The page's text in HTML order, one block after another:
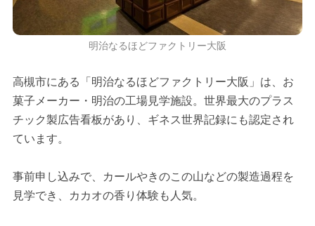
明治なるほどファクトリー大阪
高槻市にある「明治なるほどファクトリー大阪」は、お
菓子メーカー・明治の工場見学施設。世界最大のプラス
チック製広告看板があり、ギネス世界記録にも認定され
ています。
事前申し込みで、カールやきのこの山などの製造過程を
見学でき、カカオの香り体験も人気。